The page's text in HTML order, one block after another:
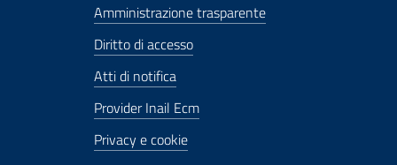
Amministrazione trasparente
Diritto di accesso
Atti di notifica
Provider Inail Ecm
Privacy e cookie